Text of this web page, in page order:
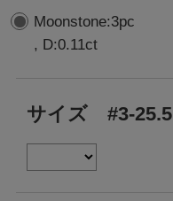
Moonstone:3pc
, D:0.11ct
サイズ #3-25.5